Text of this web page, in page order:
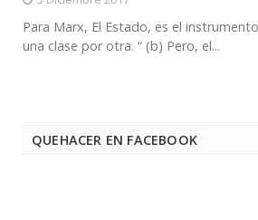
Para Marx, El Estado, es el
una clase por otra. “ (b) Pero, el...
QUEHACER EN FACEBOOK